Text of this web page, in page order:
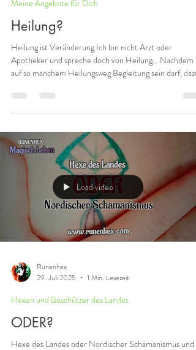
Runenhex
26. Okt. 2025
Heilung?
Apotheker und spreche doch von Heilung... Nachdem
auf so manchem Heilungsweg Begleitung sein darf, dazu
aus meinem Erleben nicht damit gleichzusetzen ist, was
der "kranke" Mensch heute beim Arzt erfährt. Ärzte
behandeln Krankheiten - sehr oft erfolgreich. Aus
Sicht ist das toll. Aber es werden dennoch immer nur die
Symptome behandelt. Der Grund, der Auslöser e
Load video
Runenhex
29. Juli 2025